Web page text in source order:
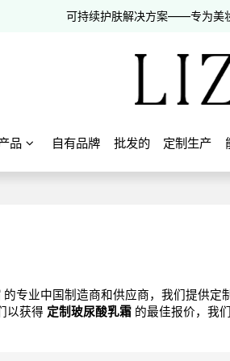
可持续护肤解决方案——专为美
品 自有品牌 批发的 定制生产
的专业中国制造商和供应商，我们提供定
以获得 定制玻尿酸乳霜 的最佳报价，我